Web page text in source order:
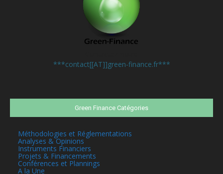
***contact[[AT]]green-finance.fr***
Green Finance Catégories
Méthodologies et Réglementations
Analyses & Opinions
Instruments Financiers
Projets & Financements
Conférences et Plannings
A la Une